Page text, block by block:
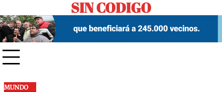
to
content
SIN CODIGO
MUNDO